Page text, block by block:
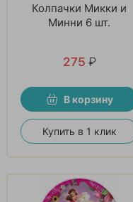
Колпачки Микки и
Минни 6 шт.
275 ₽
В корзину
Купить в 1 клик